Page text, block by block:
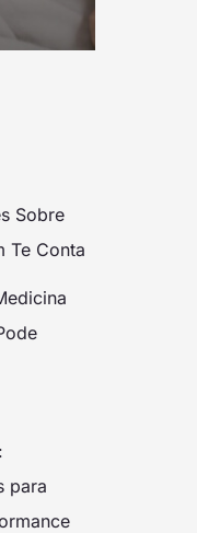
Sobre
Te Conta
para